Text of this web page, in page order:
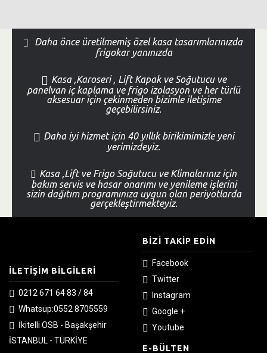
Daha önce üretilmemiş özel kasa tasarımlarınızda
frigokar yanınızda
Kasa ,Karoseri , Lift Kapak ve Soğutucu ve
panelvan iç kaplama ve frigo izolasyon ve her türlü
aksesuar için çekinmeden bizimle iletişime
geçebilirsiniz.
Daha iyi hizmet için 40 yıllık birikimimizle yeni
yerimizdeyiz.
Kasa ,Lift ve Frigo Soğutucu ve Klimalarınız için
bakım servis ve hasar onarımı ve yenileme işlerini
sizin dağıtım programınıza uygun olan periyotlarda
gerçekleştirmekteyiz.
İLETIŞIM BILGILERI
0212 671 64 83 / 84
Whatsup:0552 8705559
İkitelli OSB - Başakşehir
İSTANBUL - TÜRKİYE
BIZI TAKIP EDIN
Facebook
Twitter
Instagram
Google +
Youtube
E-BÜLTEN